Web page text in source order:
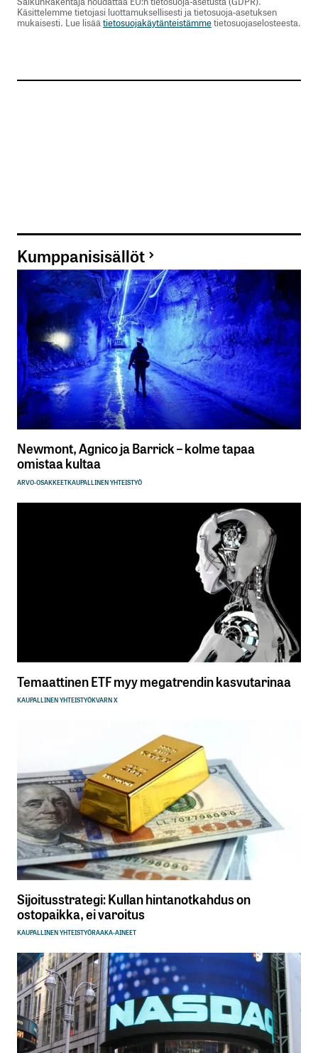
Käsittelemme tietojasi luottamuksellisesti ja tietosuoja-asetuksen
mukaisesti. Lue lisää tietosuojakäytänteistämmetietosuojaselosteesta.
Kumppanisisällöt
Newmont, Agnico ja Barrick – kolme tapaa
omistaa kultaa
ARVO-OSAKKEETKAUPALLINEN YHTEISTYÖ
Temaattinen ETF myy megatrendin kasvutarinaa
KAUPALLINEN YHTEISTYÖKVARN X
Sijoitusstrategi: Kullan hintanotkahdus on
ostopaikka, ei varoitus
KAUPALLINEN YHTEISTYÖRAAKA-AINEET